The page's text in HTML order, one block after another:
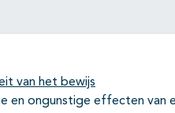
van het bewijs
en ongunstige effecten van